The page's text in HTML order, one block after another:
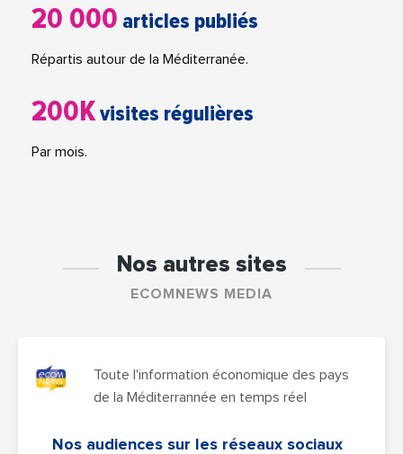
20 000 articles publiés
Répartis autour de la Méditerranée.
200Kvisites régulières
Par mois.
Nos autres sites
ECOMNEWS MEDIA
Toute l'information économique des pays
de la Méditerrannée en temps réel
Nos audiences sur les réseaux sociaux